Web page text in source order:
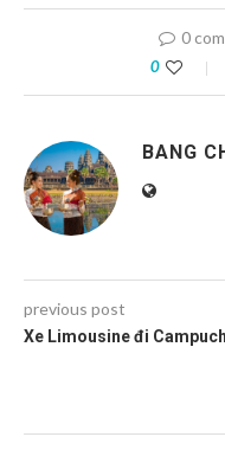
0
0
BANG
previous post
Xe Limousine đi